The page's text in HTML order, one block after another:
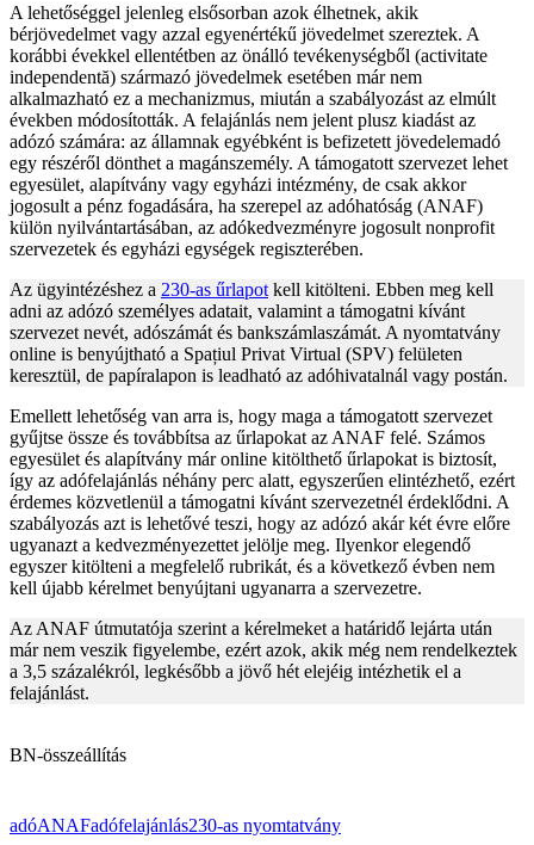
A lehetőséggel jelenleg elsősorban azok élhetnek, akik
bérjövedelmet vagy azzal egyenértékű jövedelmet szereztek. A
korábbi évekkel ellentétben az önálló tevékenységből (activitate
independentă) származó jövedelmek esetében már nem
alkalmazható ez a mechanizmus, miután a szabályozást az elmúlt
években módosították. A felajánlás nem jelent plusz kiadást az
adózó számára: az államnak egyébként is befizetett jövedelemadó
egy részéről dönthet a magánszemély. A támogatott szervezet lehet
egyesület, alapítvány vagy egyházi intézmény, de csak akkor
jogosult a pénz fogadására, ha szerepel az adóhatóság (ANAF)
külön nyilvántartásában, az adókedvezményre jogosult nonprofit
szervezetek és egyházi egységek regiszterében.
Az ügyintézéshez a 230-as űrlapot kell kitölteni. Ebben meg kell
adni az adózó személyes adatait, valamint a támogatni kívánt
szervezet nevét, adószámát és bankszámlaszámát. A nyomtatvány
online is benyújtható a Spațiul Privat Virtual (SPV) felületen
keresztül, de papíralapon is leadható az adóhivatalnál vagy postán.
Emellett lehetőség van arra is, hogy maga a támogatott szervezet
gyűjtse össze és továbbítsa az űrlapokat az ANAF felé. Számos
egyesület és alapítvány már online kitölthető űrlapokat is biztosít,
így az adófelajánlás néhány perc alatt, egyszerűen elintézhető, ezért
érdemes közvetlenül a támogatni kívánt szervezetnél érdeklődni. A
szabályozás azt is lehetővé teszi, hogy az adózó akár két évre előre
ugyanazt a kedvezményezettet jelölje meg. Ilyenkor elegendő
egyszer kitölteni a megfelelő rubrikát, és a következő évben nem
kell újabb kérelmet benyújtani ugyanarra a szervezetre.
Az ANAF útmutatója szerint a kérelmeket a határidő lejárta után
már nem veszik figyelembe, ezért azok, akik még nem rendelkeztek
a 3,5 százalékról, legkésőbb a jövő hét elejéig intézhetik el a
felajánlást.
BN-összeállítás
adóANAFadófelajánlás230-as nyomtatvány